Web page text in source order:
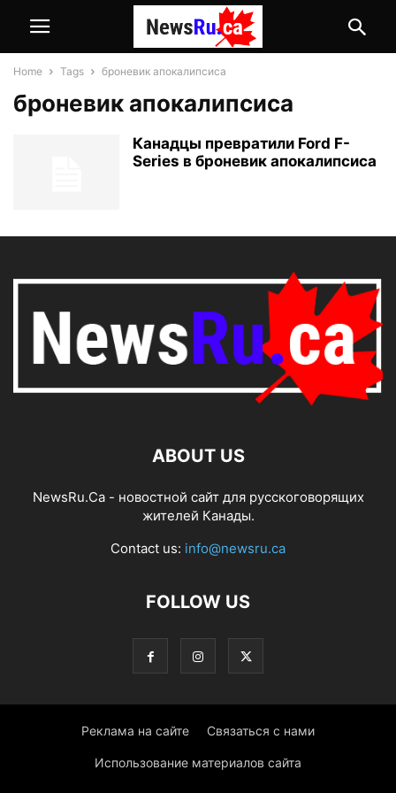
Home Tags броневик апокалипсиса
броневик апокалипсиса
Канадцы превратили Ford F-
Series в броневик апокалипсиса
ABOUT US
NewsRu.Ca - новостной сайт для русскоговорящих
жителей Канады.
Contact us: info@newsru.ca
FOLLOW US
Реклама на сайте Связаться с нами
Использование материалов сайта